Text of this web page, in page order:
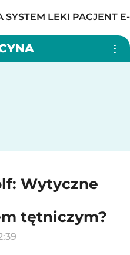
SYSTEM LEKI PACJENT E-
Wytyczne
tętniczym?